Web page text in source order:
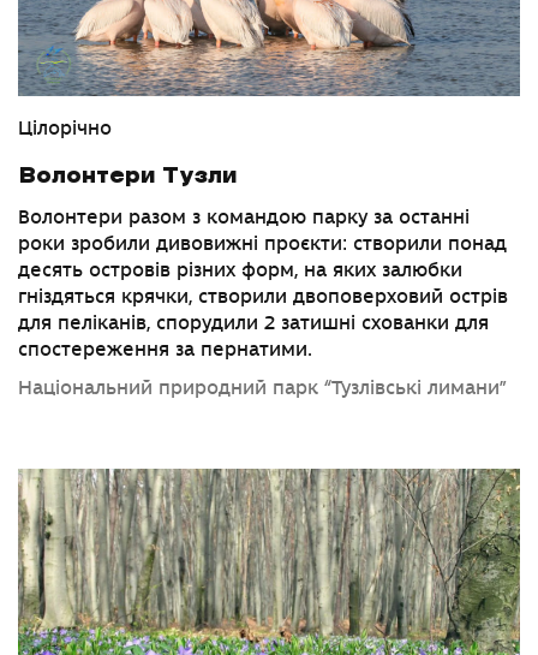
Цілорічно
Волонтери Тузли
Волонтери разом з командою парку за останні
роки зробили дивовижні проєкти: створили понад
десять островів різних форм, на яких залюбки
гніздяться крячки, створили двоповерховий острів
для пеліканів, спорудили 2 затишні схованки для
спостереження за пернатими.
Національний природний парк “Тузлівські лимани”